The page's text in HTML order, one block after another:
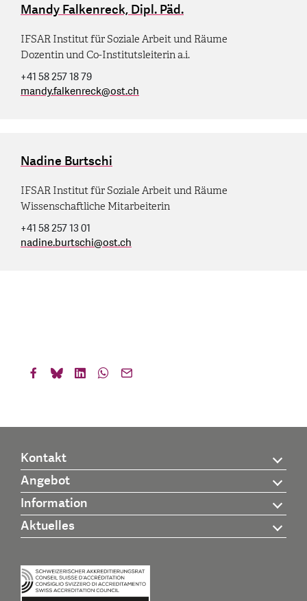
Mandy Falkenreck, Dipl. Päd.
IFSAR Institut für Soziale Arbeit und Räume
Dozentin und Co-Institutsleiterin a.i.
+41 58 257 18 79
mandy.falkenreck@ost.ch
Nadine Burtschi
IFSAR Institut für Soziale Arbeit und Räume
Wissenschaftliche Mitarbeiterin
+41 58 257 13 01
nadine.burtschi@ost.ch
Kontakt
Angebot
Information
Aktuelles